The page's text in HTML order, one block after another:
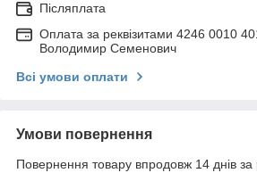
Післяплата
Оплата за реквізитами 4246 0010
Володимир Семенович
Всі умови оплати
Умови повернення
Повернення товару впродовж 14 днів за